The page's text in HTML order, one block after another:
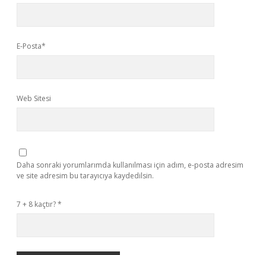
E-Posta*
Web Sitesi
Daha sonraki yorumlarımda kullanılması için adım, e-posta adresim
ve site adresim bu tarayıcıya kaydedilsin.
7 + 8 kaçtır?*